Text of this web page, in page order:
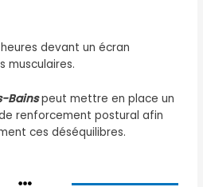
devant un écran
musculaires.
Bainspeut mettre en place un
renforcement postural afin
ces déséquilibres.